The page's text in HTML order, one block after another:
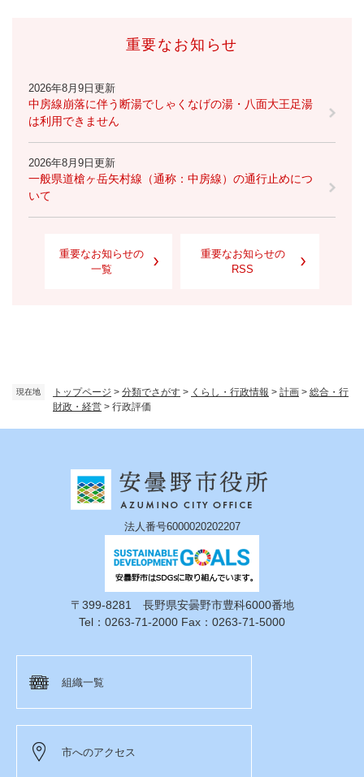
現在地 トップページ > 分類でさがす > くらし・行政情報 > 計画 > 総合・行
財政・経営 > 行政評価
重要なお知らせ
2026年8月9日更新
中房線崩落に伴う断湯でしゃくなげの湯・八面大王足湯
は利用できません
2026年8月9日更新
一般県道槍ヶ岳矢村線（通称：中房線）の通行止めにつ
いて
重要なお知らせの
一覧
重要なお知らせの
RSS
法人番号6000020202207
〒399-8281 長野県安曇野市豊科6000番地
Tel：0263-71-2000 Fax：0263-71-5000
組織一覧
市へのアクセス